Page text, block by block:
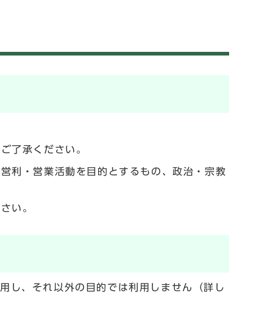
了承ください。
利・営業活動を目的とするもの、政治・宗教
い。
し、それ以外の目的では利用しません（詳し